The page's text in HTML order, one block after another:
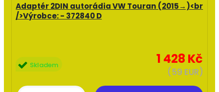
Adaptér 2DIN autorádia VW Touran (2015→)<br
/>Výrobce: - 372840 D
1 428 Kč
(59 EUR)
Skladem